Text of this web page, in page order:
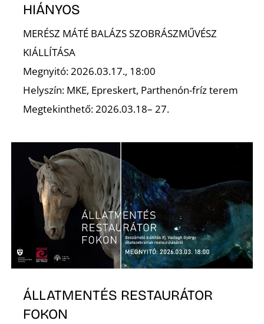
HIÁNYOS
MERÉSZ MÁTÉ BALÁZS SZOBRÁSZMŰVÉSZ
KIÁLLÍTÁSA
Megnyitó: 2026.03.17., 18:00
Helyszín: MKE, Epreskert, Parthenón-fríz terem
Megtekinthető: 2026.03.18– 27.
ÁLLATMENTÉS RESTAURÁTOR
FOKON